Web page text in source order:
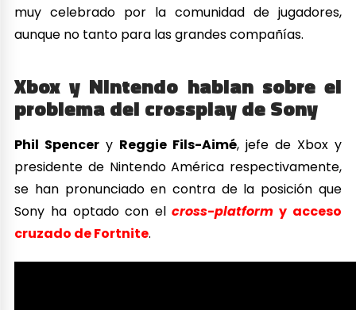
muy celebrado por la comunidad de jugadores,
aunque no tanto para las grandes compañías.
Xbox y Nintendo hablan sobre el
problema del crossplay de Sony
Phil Spencer y Reggie Fils-Aimé, jefe de Xbox y
presidente de Nintendo América respectivamente,
se han pronunciado en contra de la posición que
Sony ha optado con elcross-platform y acceso
cruzado de Fortnite.